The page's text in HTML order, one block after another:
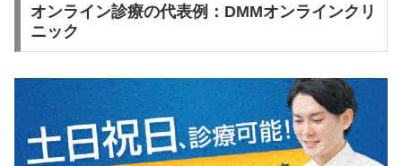
オンライン診療の代表例：DMMオンラインクリ
ニック